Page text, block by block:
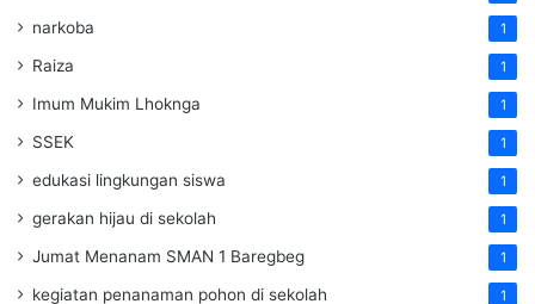
narkoba 1
Raiza 1
Imum Mukim Lhoknga 1
SSEK 1
edukasi lingkungan siswa 1
gerakan hijau di sekolah 1
Jumat Menanam SMAN 1 Baregbeg 1
kegiatan penanaman pohon di sekolah 1